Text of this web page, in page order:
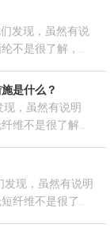
小编就丙纶纤维
，希望能给大家
渔业和体育活
发现，虽然有说
不是很了解，对
丙纶的生产情况
大家带了帮
是什么？
，虽然有说明
维不是很了解，
小编就提高丙纶
家探讨探讨，希
现，虽然有说明
纤维不是很了